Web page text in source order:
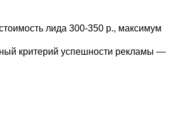
лида 300-350 р., максимум
критерий успешности рекламы —